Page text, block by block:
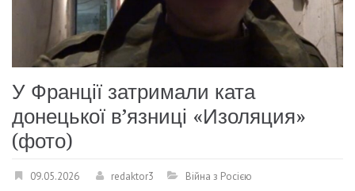
У Франції затримали ката
донецької в’язниці «Изоляция»
(фото)
09.05.2026 redaktor3 Війна з Росією